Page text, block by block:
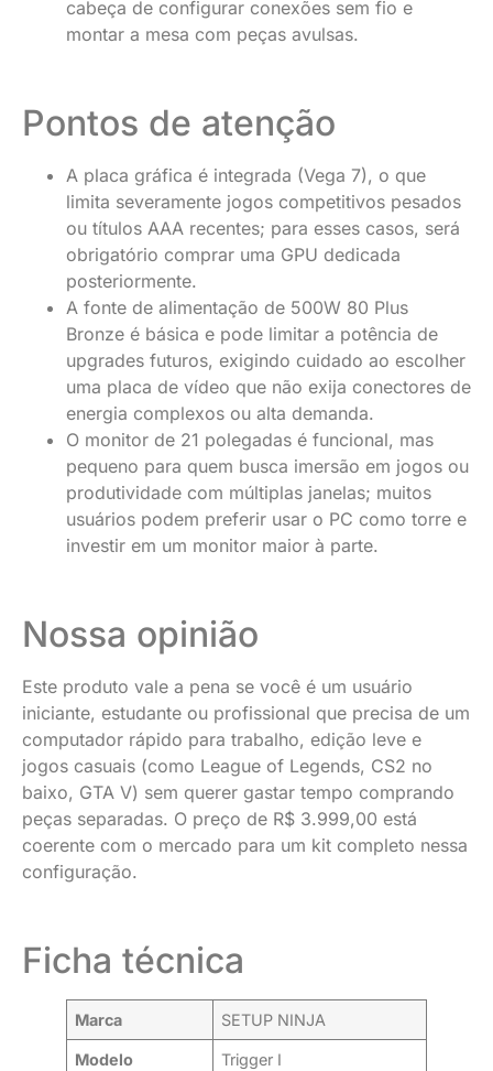
cabeça de configurar conexões sem fio e
montar a mesa com peças avulsas.
Pontos de atenção
A placa gráfica é integrada (Vega 7), o que
limita severamente jogos competitivos pesados
ou títulos AAA recentes; para esses casos, será
obrigatório comprar uma GPU dedicada
posteriormente.
A fonte de alimentação de 500W 80 Plus
Bronze é básica e pode limitar a potência de
upgrades futuros, exigindo cuidado ao escolher
uma placa de vídeo que não exija conectores de
energia complexos ou alta demanda.
O monitor de 21 polegadas é funcional, mas
pequeno para quem busca imersão em jogos ou
produtividade com múltiplas janelas; muitos
usuários podem preferir usar o PC como torre e
investir em um monitor maior à parte.
Nossa opinião
Este produto vale a pena se você é um usuário
iniciante, estudante ou profissional que precisa de um
computador rápido para trabalho, edição leve e
jogos casuais (como League of Legends, CS2 no
baixo, GTA V) sem querer gastar tempo comprando
peças separadas. O preço de R$ 3.999,00 está
coerente com o mercado para um kit completo nessa
configuração.
Ficha técnica
Marca SETUP NINJA
Modelo Trigger I